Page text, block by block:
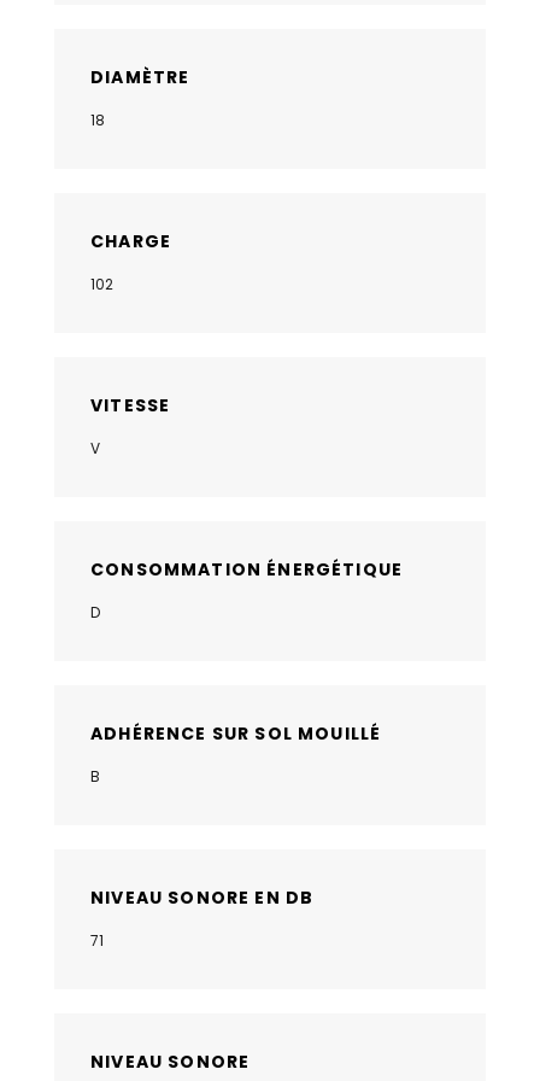
DIAMÈTRE
18
CHARGE
102
VITESSE
V
CONSOMMATION ÉNERGÉTIQUE
D
ADHÉRENCE SUR SOL MOUILLÉ
B
NIVEAU SONORE EN DB
71
NIVEAU SONORE